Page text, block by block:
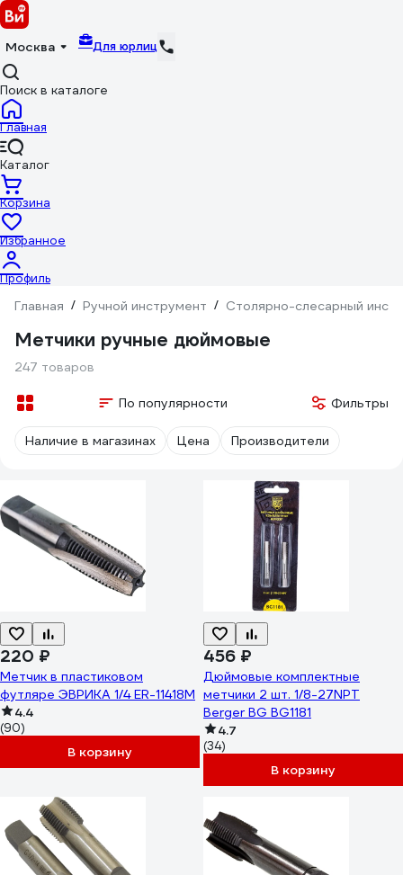
Москва Для юрлиц
Поиск в каталоге
Главная
Каталог
Корзина
Избранное
Профиль
Главная / Ручной инструмент / Столярно-слесарный
Метчики ручные дюймовые
247 товаров
По популярности Фильтры
Наличие в магазинах Цена Производители
220 ₽
Метчик в пластиковом
футляре ЭВРИКА 1/4 ER-11418M
4.4
(90)
В корзину
456 ₽
Дюймовые комплектные
метчики 2 шт. 1/8-27NPT
Berger BG BG1181
4.7
(34)
В корзину